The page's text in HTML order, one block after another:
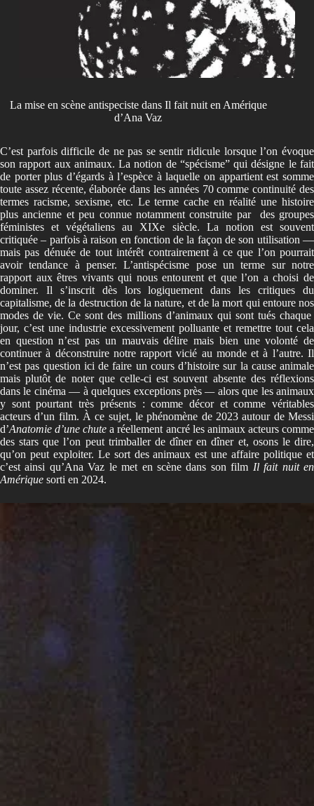
La mise en scène antispeciste dans Il fait nuit en Amérique
d’Ana Vaz
C’est parfois difficile de ne pas se sentir ridicule lorsque l’on évoque
son rapport aux animaux. La notion de “spécisme” qui désigne le fait
de porter plus d’égards à l’espèce à laquelle on appartient est somme
toute assez récente, élaborée dans les années 70 comme continuité des
termes racisme, sexisme, etc. Le terme cache en réalité une histoire
plus ancienne et peu connue notamment construite par des groupes
féministes et végétaliens au XIXe siècle. La notion est souvent
critiquée – parfois à raison en fonction de la façon de son utilisation —
mais pas dénuée de tout intérêt contrairement à ce que l’on pourrait
avoir tendance à penser. L’antispécisme pose un terme sur notre
rapport aux êtres vivants qui nous entourent et que l’on a choisi de
dominer. Il s’inscrit dès lors logiquement dans les critiques du
capitalisme, de la destruction de la nature, et de la mort qui entoure nos
modes de vie. Ce sont des millions d’animaux qui sont tués chaque
jour, c’est une industrie excessivement polluante et remettre tout cela
en question n’est pas un mauvais délire mais bien une volonté de
continuer à déconstruire notre rapport vicié au monde et à l’autre. Il
n’est pas question ici de faire un cours d’histoire sur la cause animale
mais plutôt de noter que celle-ci est souvent absente des réflexions
dans le cinéma— à quelques exceptions près — alors que les animaux
y sont pourtant très présents : comme décor et comme véritables
acteurs d’un film. À ce sujet, le phénomène de 2023 autour de Messi
d’Anatomie d’une chutea réellement ancré les animaux acteurs comme
des stars que l’on peut trimballer de dîner en dîner et, osons le dire,
qu’on peut exploiter. Le sort des animaux est une affaire politique et
c’est ainsi qu’Ana Vaz le met en scène dans son film Il fait nuit en
Amérique sorti en 2024.